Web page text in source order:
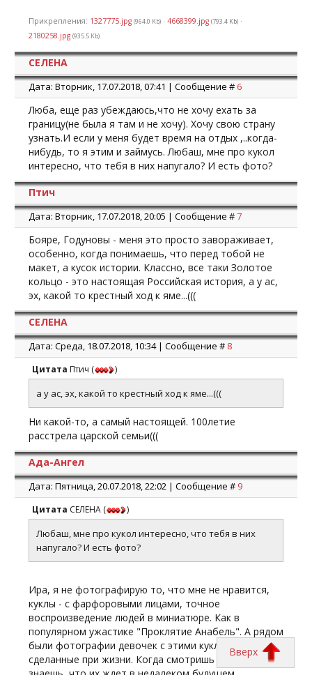
Прикрепления: 1327775.jpg (964.0 Kb) · 4668399.jpg (793.4 Kb) ·
2180258.jpg (935.5 Kb)
СЕЛЕНА
Дата: Вторник, 17.07.2018, 07:41 | Сообщение # 6
Люба, еще раз убеждаюсь,что не хочу ехать за
границу(не была я там и не хочу). Хочу свою страну
узнать.И если у меня будет время на отдых ,..когда-
нибудь, то я этим и займусь. Любаш, мне про кукол
интересно, что тебя в них напугало? И есть фото?
Птич
Дата: Вторник, 17.07.2018, 20:05 | Сообщение #7
Бояре, Годуновы - меня это просто завораживает,
особенно, когда понимаешь, что перед тобой не
макет, а кусок истории. Классно, все таки Золотое
кольцо - это настоящая Российская история, а у ас,
эх, какой то крестный ход к яме...(((
СЕЛЕНА
Дата: Среда, 18.07.2018, 10:34 | Сообщение # 8
Цитата Птич ( )
а у ас, эх, какой то крестный ход к яме...(((
Ни какой-то, а самый настоящей. 100летие
расстрела царской семьи(((
Ада-Ангел
Дата: Пятница, 20.07.2018, 22:02 | Сообщение # 9
Цитата СЕЛЕНА ( )
Любаш, мне про кукол интересно, что тебя в них
напугало? И есть фото?
Ира, я не фотографирую то, что мне не нравится,
куклы - с фарфоровыми лицами, точное
воспроизведение людей в миниатюре. Как в
популярном ужастике "Проклятие Анабель". А рядом
были фотографии девочек с этими куклами,
сделанные при жизни. Когда смотришь на фото и
Вверх